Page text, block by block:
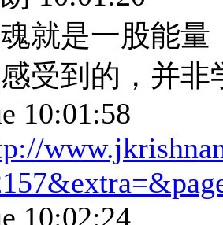
就是一股能
受到的，并非
10:01:58
10:02:24